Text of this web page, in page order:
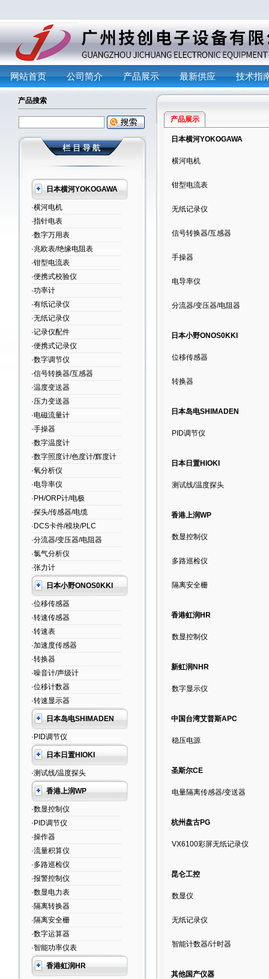
网站首页 公司简介 产品展示 最新供应 技术指
产品搜索
日本横河YOKOGAWA
·横河电机
·指针电表
·数字万用表
·兆欧表/绝缘电阻表
·钳型电流表
·便携式校验仪
·功率计
·有纸记录仪
·无纸记录仪
·记录仪配件
·便携式记录仪
·数字调节仪
·信号转换器/互感器
·温度变送器
·压力变送器
·电磁流量计
·手操器
·数字温度计
·数字照度计/色度计/辉度计
·氧分析仪
·电导率仪
·PH/ORP计/电极
·探头/传感器/电缆
·DCS卡件/模块/PLC
·分流器/变压器/电阻器
·氯气分析仪
·张力计
日本小野ONOS0KKI
·位移传感器
·转速传感器
·转速表
·加速度传感器
·转换器
·噪音计/声级计
·位移计数器
·转速显示器
日本岛电SHIMADEN
·PID调节仪
日本日置HIOKI
·测试线/温度探头
香港上润WP
·数显控制仪
·PID调节仪
·操作器
·流量积算仪
·多路巡检仪
·报警控制仪
·数显电力表
·隔离转换器
·隔离安全栅
·数字运算器
·智能功率仪表
香港虹润HR
产品展示
日本横河YOKOGAWA
横河电机
钳型电流表
无纸记录仪
信号转换器/互感器
手操器
电导率仪
分流器/变压器/电阻器
日本小野ONOS0KKI
位移传感器
转换器
日本岛电SHIMADEN
PID调节仪
日本日置HIOKI
测试线/温度探头
香港上润WP
数显控制仪
多路巡检仪
隔离安全栅
香港虹润HR
数显控制仪
新虹润NHR
数字显示仪
中国台湾艾普斯APC
稳压电源
圣斯尔CE
电量隔离传感器/变送器
杭州盘古PG
VX6100彩屏无纸记录仪
昆仑工控
数显仪
无纸记录仪
智能计数器/计时器
其他国产仪器